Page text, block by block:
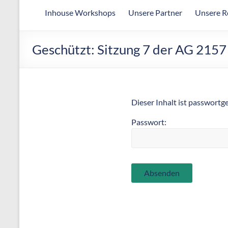
Inhouse Workshops Unsere Partner Unsere
Geschützt: Sitzung 7 der AG
Dieser Inhalt ist
Passwort: